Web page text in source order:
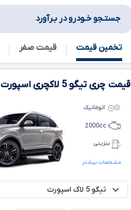
جستـجو خـودرو در بـرآورد
تخمین قیمت قیمت صفر
قیمت چری تیگو5 لاکچری
مشخصات بیشتر
اتوماتیک
2000cc
بنزینی